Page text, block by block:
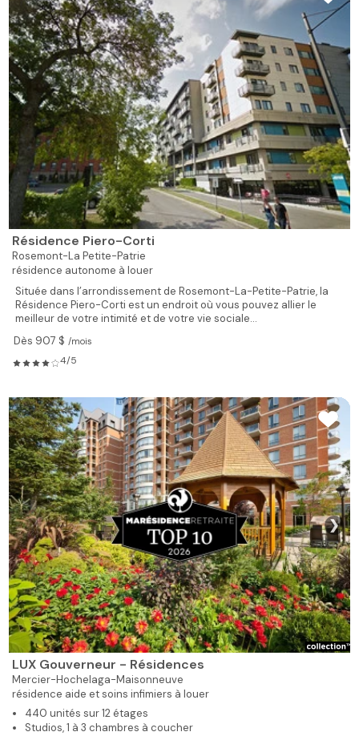
Résidence Piero-Corti
Rosemont-La Petite-Patrie
résidence autonome à louer
Située dans l’arrondissement de Rosemont-La-Petite-Patrie, la
Résidence Piero-Corti est un endroit où vous pouvez allier le
meilleur de votre intimité et de votre vie sociale...
Dès 907 $ /mois
4/5
❯
LUX Gouverneur - Résidences
Mercier-Hochelaga-Maisonneuve
résidence aide et soins infimiers à louer
440 unités sur 12 étages
Studios, 1 à 3 chambres à coucher